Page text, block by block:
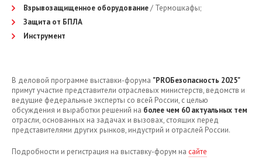
Взрывозащищенное оборудование/ Термошкафы;
Защита от БПЛА
Инструмент
В деловой программе выставки-форума "PROБезопасность 2025"
примут участие представители отраслевых министерств, ведомств и
ведущие федеральные эксперты со всей России, с целью
обсуждения и выработки решений на более чем 60 актуальных тем
отрасли, основанных на задачах и вызовах, стоящих перед
представителями других рынков, индустрий и отраслей России.
Подробности и регистрация на выставку-форум на сайте